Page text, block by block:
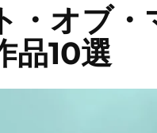
・オブ
品10選